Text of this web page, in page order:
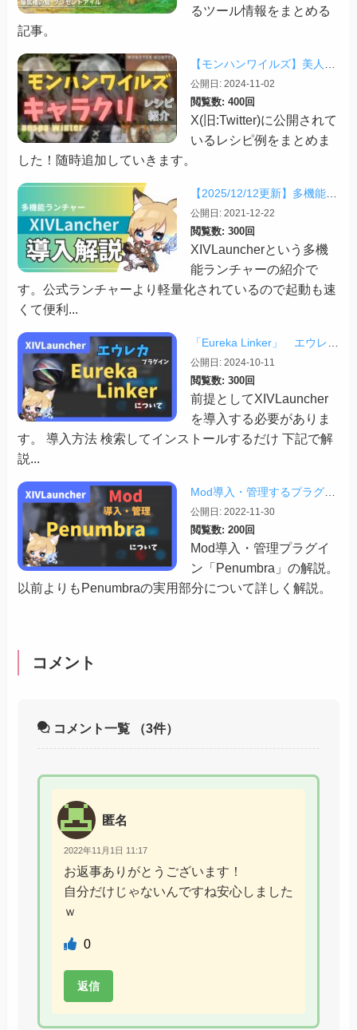
るツール情報をまとめる
記事。
公開日: 2024-11-02
閲覧数: 400回
X(旧:Twitter)に公開されて
いるレシピ例をまとめま
した！随時追加していきます。
【2025/12/12更新】多機能ランチャー「XIVLauncher」の導入方法・使い方について
公開日: 2021-12-22
閲覧数: 300回
XIVLauncherという多機
能ランチャーの紹介で
す。公式ランチャーより軽量化されているので起動も速
くて便利...
公開日: 2024-10-11
閲覧数: 300回
前提としてXIVLauncher
を導入する必要がありま
す。 導入方法 検索してインストールするだけ 下記で解
説...
Mod導入・管理するプラグイン「Penumbra」について
公開日: 2022-11-30
閲覧数: 200回
Mod導入・管理プラグイ
ン「Penumbra」の解説。
以前よりもPenumbraの実用部分について詳しく解説。
コメント
コメント一覧 （3件）
匿名
2022年11月1日 11:17
お返事ありがとうございます！
自分だけじゃないんですね安心しました
ｗ
0
返信